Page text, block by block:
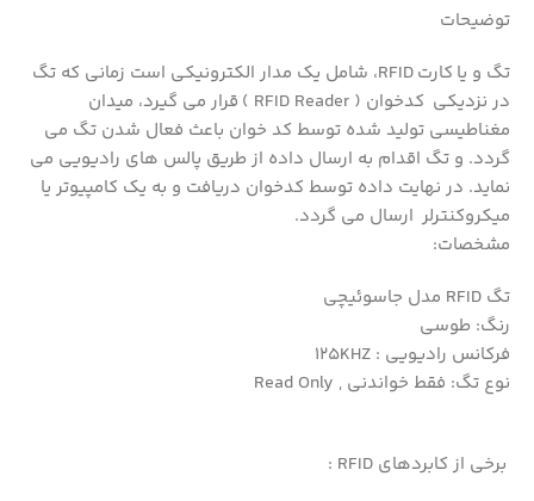
توضیحات
تگ و یا کارت RFID، شامل یک مدار الکترونیکی است زمانی که تگ
در نزدیکی کدخوان ( RFID Reader ) قرار می گیرد، میدان
مغناطیسی تولید شده توسط کد خوان باعث فعال شدن تگ می
گردد. و تگ اقدام به ارسال داده از طریق پالس های رادیویی می
نماید. در نهایت داده توسط کدخوان دریافت و به یک کامپیوتر یا
میکروکنترلر ارسال می گردد.
مشخصات:
تگ RFID مدل جاسوئیچی
رنگ: طوسی
فرکانس رادیویی : 125KHZ
نوع تگ: فقط خواندنی , Read Only
برخی از کابردهای RFID :